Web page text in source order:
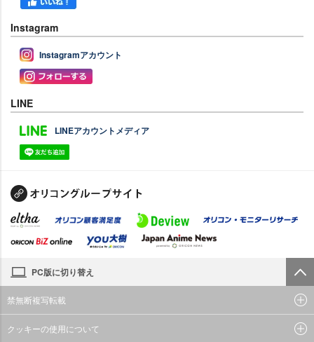
Instagram
Instagramアカウント
LINE
LINEアカウントメディア
PC版に切り替え
禁無断複写転載
クッキーの使用について